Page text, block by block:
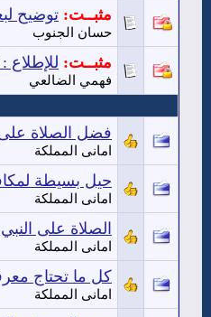
مثبــت: توضيح
حسان الجنوب
مثبــت: للإطلاع
فهمي الضالعي
فضل الصلاة على
امانى المملكة
حيل بسيطة
امانى المملكة
الصلاة على
امانى المملكة
كل ما تحتاج
امانى المملكة